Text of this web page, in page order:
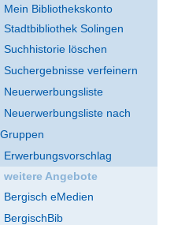
Mein Bibliothekskonto
Stadtbibliothek Solingen
Suchhistorie löschen
Suchergebnisse verfeinern
Neuerwerbungsliste
Neuerwerbungsliste nach
Gruppen
Erwerbungsvorschlag
weitere Angebote
Bergisch eMedien
BergischBib